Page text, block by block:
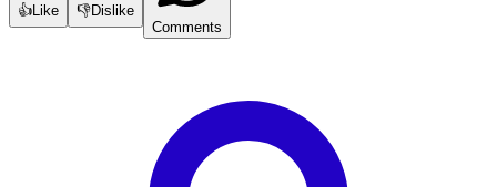
👍Like 👎Dislike
Comments